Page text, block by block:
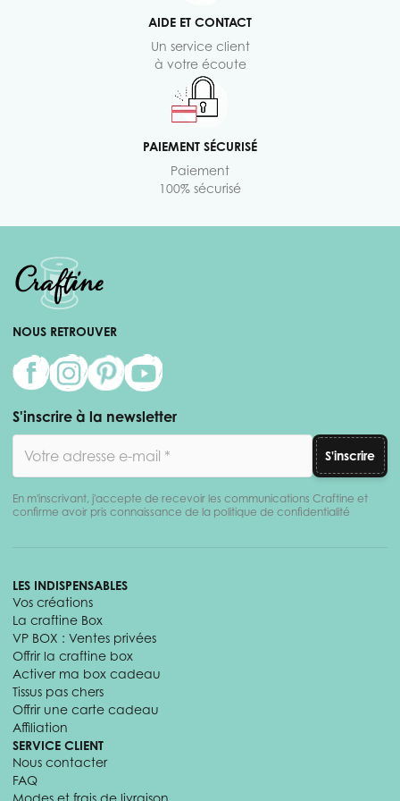
AIDE ET CONTACT
Un service client
à votre écoute
PAIEMENT SÉCURISÉ
Paiement
100% sécurisé
NOUS RETROUVER
S'inscrire à la newsletter
S'inscrire
En m'inscrivant, j'accepte de recevoir les communications Craftine et
confirme avoir pris connaissance de la politique de confidentialité
LES INDISPENSABLES
Vos créations
La craftine Box
VP BOX : Ventes privées
Offrir la craftine box
Activer ma box cadeau
Tissus pas chers
Offrir une carte cadeau
Affiliation
SERVICE CLIENT
Nous contacter
FAQ
Modes et frais de livraison